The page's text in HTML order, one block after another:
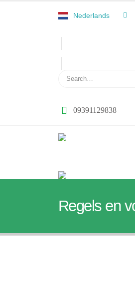
Nederlands
فارسی
09391129838
Regels en